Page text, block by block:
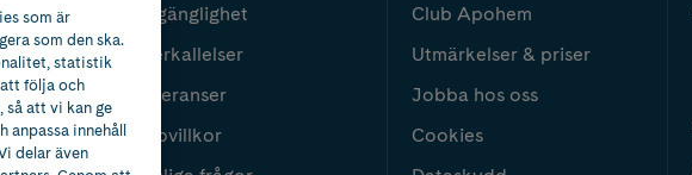
Tillgänglighet
Återkallelser
Leveranser
Köpvillkor
Club Apohem
Utmärkelser & priser
Jobba hos oss
Cookies
som är
som den ska.
statistik
följa och
så att vi kan ge
anpassa innehåll
delar även